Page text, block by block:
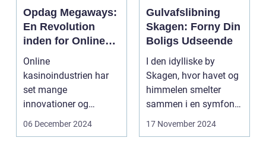
Opdag Megaways:
En Revolution
inden for Online
Spilleautomater
Online
kasinoindustrien har
set mange
innovationer og
forandringer gennem
06 December 2024
Gulvafslibning
Skagen: Forny Din
Boligs Udseende
I den idylliske by
Skagen, hvor havet og
himmelen smelter
sammen i en symfoni
af farver, ligger der ...
17 November 2024